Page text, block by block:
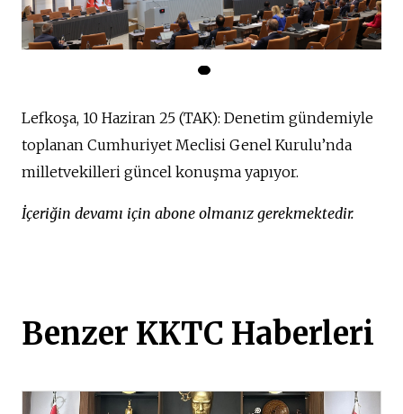
Lefkoşa, 10 Haziran 25 (TAK): Denetim gündemiyle
toplanan Cumhuriyet Meclisi Genel Kurulu’nda
milletvekilleri güncel konuşma yapıyor.
İçeriğin devamı için abone olmanız gerekmektedir.
Benzer KKTC Haberleri